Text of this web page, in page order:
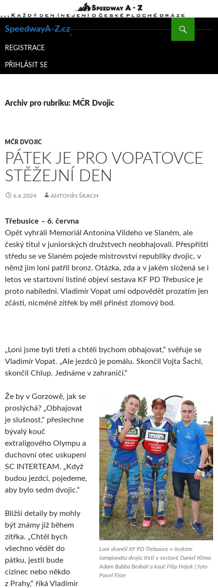
SpeedwayA-Z.cz
K
WEBU
REGISTRACE
PŘIHLÁSIT SE
Archiv pro rubriku: MČR Dvojic
MČR DVOJIC
PÁTEK JE PRO VOPATOVCE
STĚŽEJNÍ DEN
6.6.2024 ANTONÍN ŠKACH
Třebusice – 6. června
Opět vyhráli Memoriál Antonína Vildeho ve Slaném, ale
český titul v juniorských družstvech neobhajovali. Přespříští
středu se ve Slaném pojede mistrovství republiky dvojic, v
němž jim loni patřil bronz. Otázka, zda a v jakém složená se i
letos ve startovní listině objeví sestava KF PD Třebusice je
proto nabíledni. Vladimír Vopat umí odpovědět prozatím jen
zčásti, nicméně zítřek by měl přinést zlomový bod.
„Loni jsme byli třetí a chtěli bychom obhajovat,“ svěřuje se
Vladimír Vopat. „Ale jezdců je pomálu. Skončil Vojta Šachl,
skončil Chlup. Jednáme v zahraničí.“
Loni skončil KF PD Třebusice v českém
šampionátu dvojic třetí v sestavě Daniel Klíma,
Adam Bubba Bednář a kouč Filip Hájek | foto
Pavel Fišer
Že by v Gorzowě, jak se
proslýchá? „Obhajovat
je slušnost,“ přeslechne
bývalý kouč
extraligového Olympu a
duchovní otec uskupení
SC INTERTEAM. „Když
budou jezdci, pojedeme,
aby bylo sedm dvojic.“
Bližší detaily by mohly
být známy již během
zítřka. „Chtěl bych
všechno vědět do
pátku, jestli bude
cizinec nebo někdo
z Prahy,“ říká Vladimír